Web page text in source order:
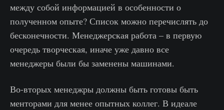
между собой информацией в особенности о
полученном опыте? Список можно перечислять до
бесконечности. Менеджерская работа – в первую
очередь творческая, иначе уже давно все
менеджеры были бы заменены машинами.
Во-вторых менеджры должны быть готовы быть
менторами для менее опытных коллег. В идеале